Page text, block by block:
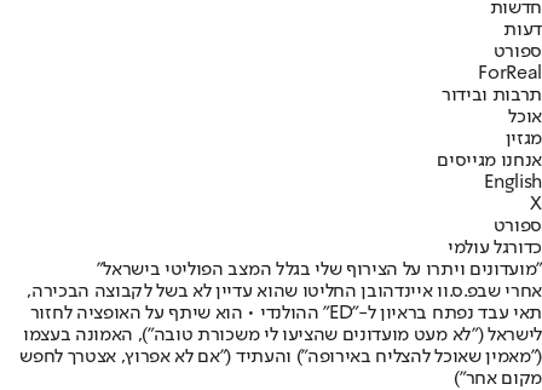
חדשות
דעות
ספורט
ForReal
תרבות ובידור
אוכל
מגזין
אנחנו מגייסים
English
X
ספורט
כדורגל עולמי
"מועדונים ויתרו על הצירוף שלי בגלל המצב הפוליטי בישראל"
אחרי שבפ.ס.וו איינדהובן החליטו שהוא עדיין לא בשל לקבוצה הבכירה,
תאי עבד נפתח בראיון ל-"ED" ההולנדי • הוא שיתף על האופציה לחזור
לישראל ("לא מעט מועדונים שהציעו לי משכורת טובה"), האמונה בעצמו
("מאמין שאוכל להצליח באירופה") והעתיד ("אם לא אפרוץ, אצטרך לחפש
מקום אחר")